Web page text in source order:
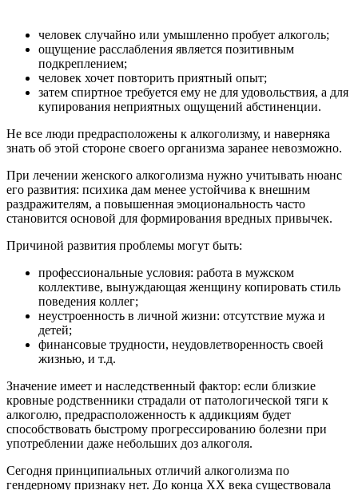
человек случайно или умышленно пробует алкоголь;
ощущение расслабления является позитивным
подкреплением;
человек хочет повторить приятный опыт;
затем спиртное требуется ему не для удовольствия, а для
купирования неприятных ощущений абстиненции.
Не все люди предрасположены к алкоголизму, и наверняка
знать об этой стороне своего организма заранее невозможно.
При лечении женского алкоголизма нужно учитывать нюанс
его развития: психика дам менее устойчива к внешним
раздражителям, а повышенная эмоциональность часто
становится основой для формирования вредных привычек.
Причиной развития проблемы могут быть:
профессиональные условия: работа в мужском
коллективе, вынуждающая женщину копировать стиль
поведения коллег;
неустроенность в личной жизни: отсутствие мужа и
детей;
финансовые трудности, неудовлетворенность своей
жизнью, и т.д.
Значение имеет и наследственный фактор: если близкие
кровные родственники страдали от патологической тяги к
алкоголю, предрасположенность к аддикциям будет
способствовать быстрому прогрессированию болезни при
употреблении даже небольших доз алкоголя.
Сегодня принципиальных отличий алкоголизма по
гендерному признаку нет. До конца ХХ века существовала